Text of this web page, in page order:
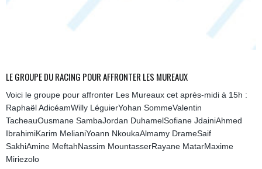
LE GROUPE DU RACING POUR AFFRONTER LES MUREAUX
Voici le groupe pour affronter Les Mureaux cet après-midi à 15h :
Raphaël AdicéamWilly LéguierYohan SommeValentin
TacheauOusmane SambaJordan DuhamelSofiane JdainiAhmed
IbrahimiKarim MelianiYoann NkoukaAlmamy DrameSaif
SakhiAmine MeftahNassim MountasserRayane MatarMaxime
Miriezolo